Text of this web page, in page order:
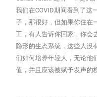
我们在COVID期间看到了这
子，那很好，但如果你住在
工，有人告诉你回家，你会
隐形的生态系统，这些人没
们如何培养年轻人，无论他
值，并且应该被赋予发声的